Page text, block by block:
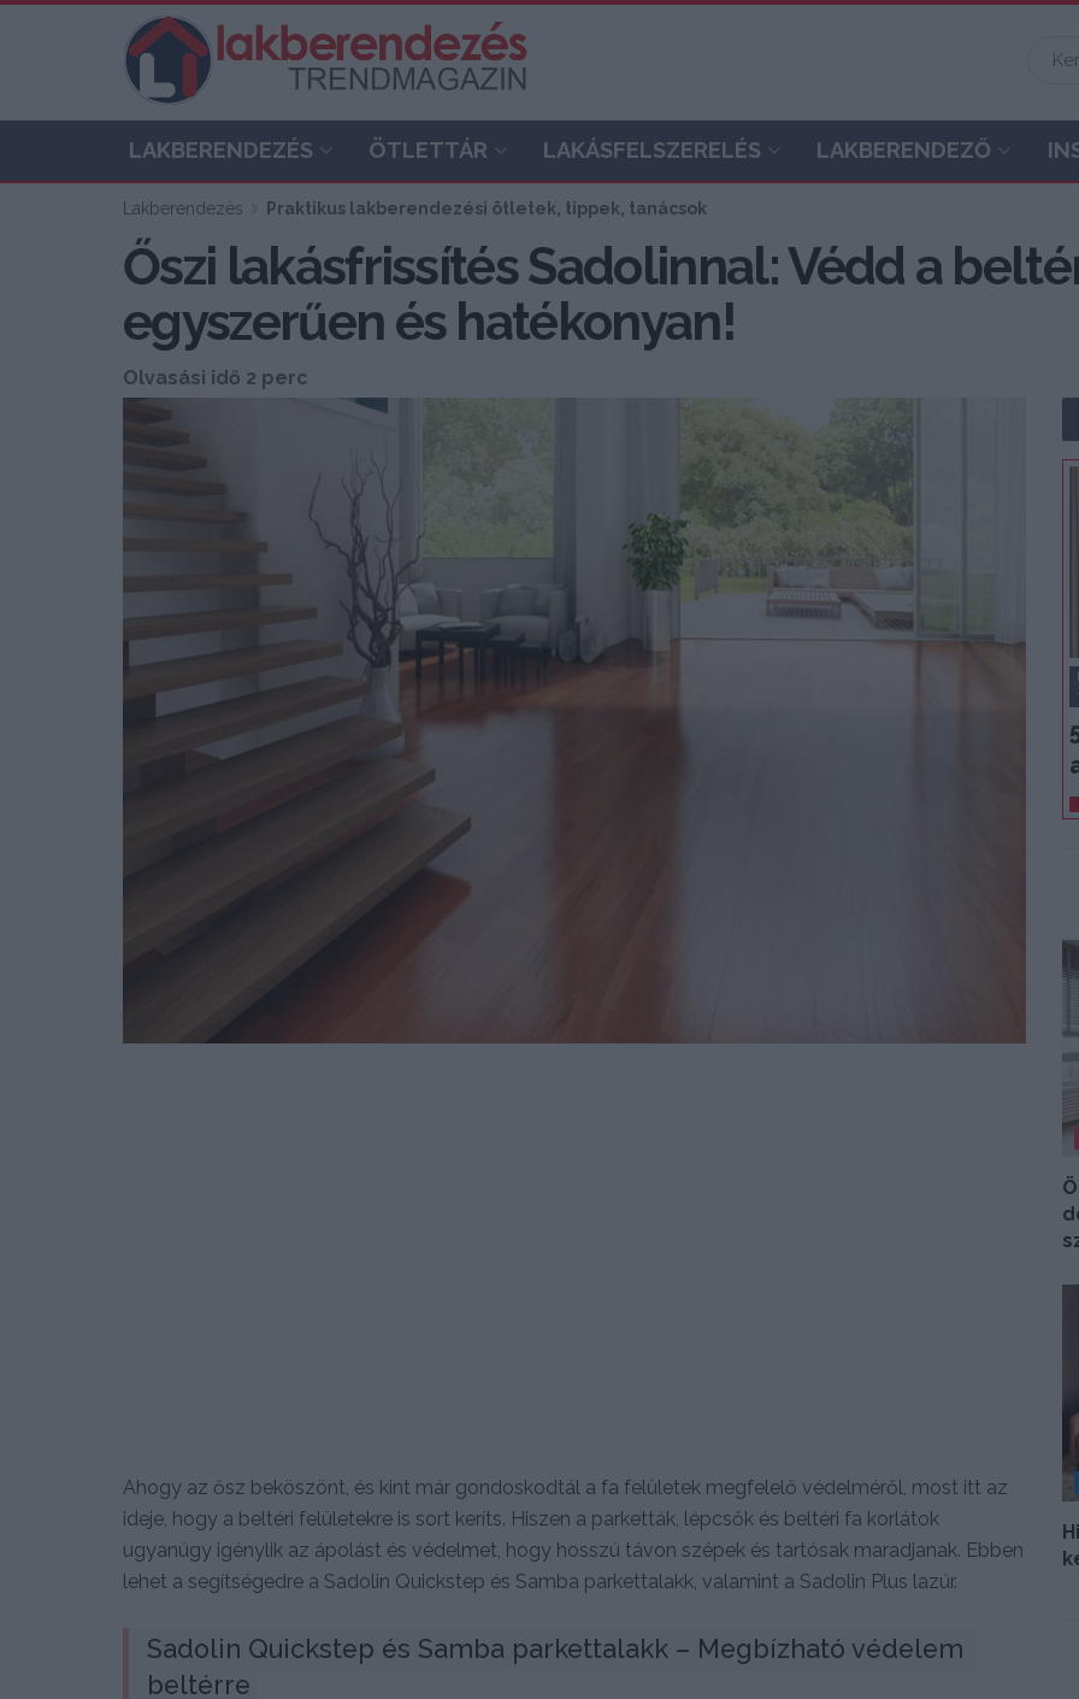
LAKBERENDEZÉS ÖTLETTÁR LAKÁSFELSZERELÉS LAKBERENDEZŐ
Lakberendezés Praktikus lakberendezési ötletek, tippek, tanácsok
Őszi lakásfrissítés Sadolinnal: Védd a
egyszerűen és hatékonyan!
Olvasási idő 2 perc
Ahogy az ősz beköszönt, és kint már gondoskodtál a fa felületek megfelelő védelméről, most itt az
ideje, hogy a beltéri felületekre is sort keríts. Hiszen a parketták, lépcsők és beltéri fa korlátok
ugyanúgy igénylik az ápolást és védelmet, hogy hosszú távon szépek és tartósak maradjanak. Ebben
lehet a segítségedre a Sadolin Quickstep és Samba parkettalakk, valamint a Sadolin Plus lazúr.
Sadolin Quickstep és Samba parkettalakk – Megbízható védelem
beltérre